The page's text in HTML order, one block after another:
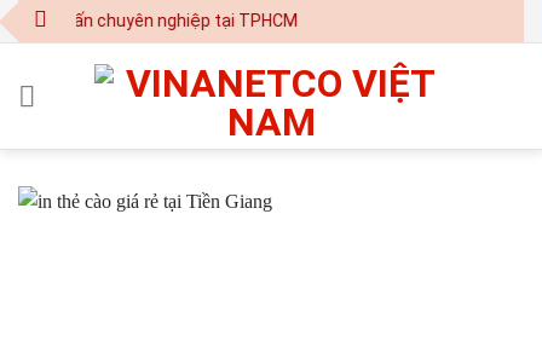
Skip
to
- in ấn chuyên nghiệp tại TPHCM